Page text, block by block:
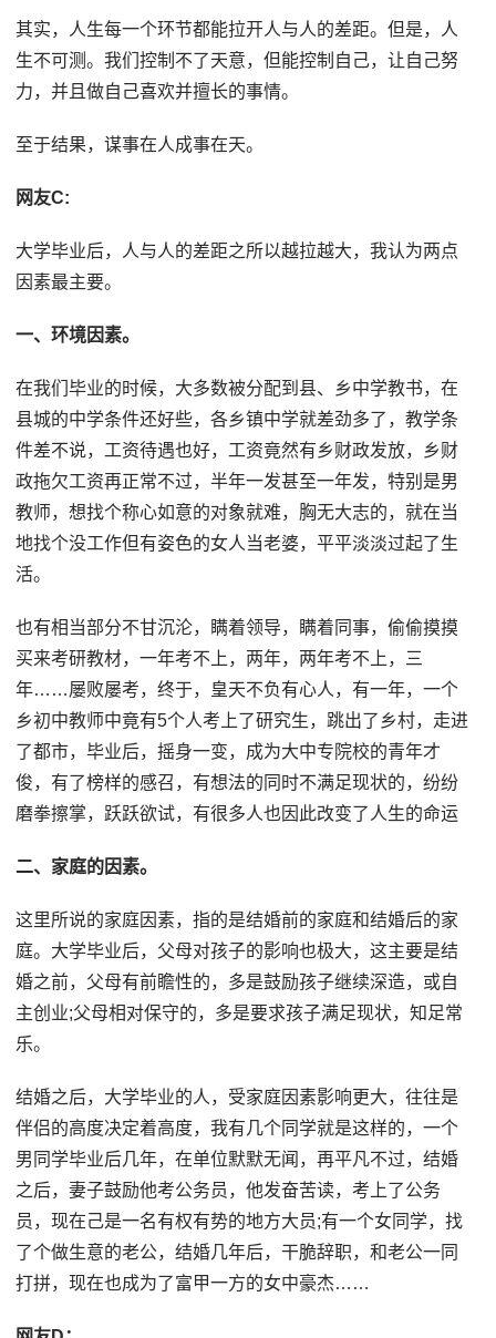
其实，人生每一个环节都能拉开人与人的差距。但是，人
生不可测。我们控制不了天意，但能控制自己，让自己努
力，并且做自己喜欢并擅长的事情。
至于结果，谋事在人成事在天。
网友C:
大学毕业后，人与人的差距之所以越拉越大，我认为两点
因素最主要。
一、环境因素。
在我们毕业的时候，大多数被分配到县、乡中学教书，在
县城的中学条件还好些，各乡镇中学就差劲多了，教学条
件差不说，工资待遇也好，工资竟然有乡财政发放，乡财
政拖欠工资再正常不过，半年一发甚至一年发，特别是男
教师，想找个称心如意的对象就难，胸无大志的，就在当
地找个没工作但有姿色的女人当老婆，平平淡淡过起了生
活。
也有相当部分不甘沉沦，瞒着领导，瞒着同事，偷偷摸摸
买来考研教材，一年考不上，两年，两年考不上，三
年……屡败屡考，终于，皇天不负有心人，有一年，一个
乡初中教师中竟有5个人考上了研究生，跳出了乡村，走进
了都市，毕业后，摇身一变，成为大中专院校的青年才
俊，有了榜样的感召，有想法的同时不满足现状的，纷纷
磨拳擦掌，跃跃欲试，有很多人也因此改变了人生的命运
二、家庭的因素。
这里所说的家庭因素，指的是结婚前的家庭和结婚后的家
庭。大学毕业后，父母对孩子的影响也极大，这主要是结
婚之前，父母有前瞻性的，多是鼓励孩子继续深造，或自
主创业;父母相对保守的，多是要求孩子满足现状，知足常
乐。
结婚之后，大学毕业的人，受家庭因素影响更大，往往是
伴侣的高度决定着高度，我有几个同学就是这样的，一个
男同学毕业后几年，在单位默默无闻，再平凡不过，结婚
之后，妻子鼓励他考公务员，他发奋苦读，考上了公务
员，现在己是一名有权有势的地方大员;有一个女同学，找
了个做生意的老公，结婚几年后，干脆辞职，和老公一同
打拼，现在也成为了富甲一方的女中豪杰……